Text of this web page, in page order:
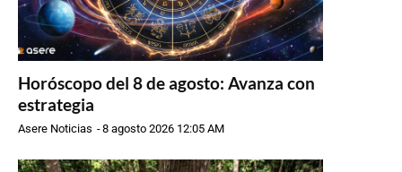
Horóscopo del 8 de agosto: Avanza con
estrategia
Asere Noticias -8 agosto 2026 12:05 AM